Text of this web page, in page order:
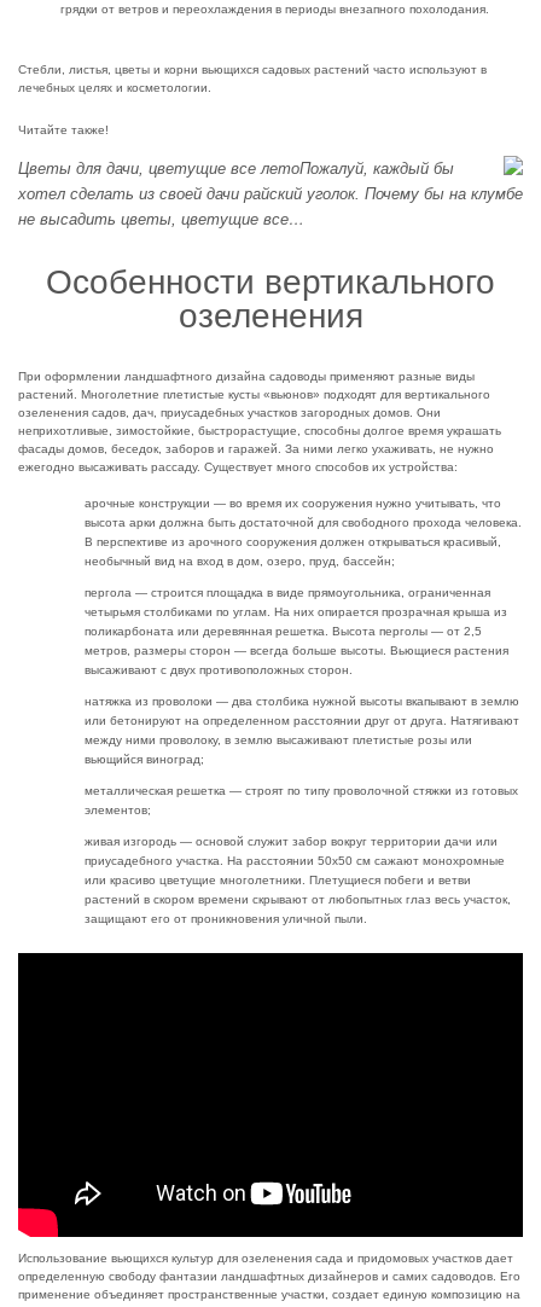
грядки от ветров и переохлаждения в периоды внезапного похолодания.
Стебли, листья, цветы и корни вьющихся садовых растений часто используют в
лечебных целях и косметологии.
Читайте также!
Цветы для дачи, цветущие все летоПожалуй, каждый бы
хотел сделать из своей дачи райский уголок. Почему бы на клумбе
не высадить цветы, цветущие все…
Особенности вертикального
озеленения
При оформлении ландшафтного дизайна садоводы применяют разные виды
растений. Многолетние плетистые кусты «вьюнов» подходят для вертикального
озеленения садов, дач, приусадебных участков загородных домов. Они
неприхотливые, зимостойкие, быстрорастущие, способны долгое время украшать
фасады домов, беседок, заборов и гаражей. За ними легко ухаживать, не нужно
ежегодно высаживать рассаду. Существует много способов их устройства:
арочные конструкции — во время их сооружения нужно учитывать, что
высота арки должна быть достаточной для свободного прохода человека.
В перспективе из арочного сооружения должен открываться красивый,
необычный вид на вход в дом, озеро, пруд, бассейн;
пергола — строится площадка в виде прямоугольника, ограниченная
четырьмя столбиками по углам. На них опирается прозрачная крыша из
поликарбоната или деревянная решетка. Высота перголы — от 2,5
метров, размеры сторон — всегда больше высоты. Вьющиеся растения
высаживают с двух противоположных сторон.
натяжка из проволоки — два столбика нужной высоты вкапывают в землю
или бетонируют на определенном расстоянии друг от друга. Натягивают
между ними проволоку, в землю высаживают плетистые розы или
вьющийся виноград;
металлическая решетка — строят по типу проволочной стяжки из готовых
элементов;
живая изгородь — основой служит забор вокруг территории дачи или
приусадебного участка. На расстоянии 50х50 см сажают монохромные
или красиво цветущие многолетники. Плетущиеся побеги и ветви
растений в скором времени скрывают от любопытных глаз весь участок,
защищают его от проникновения уличной пыли.
Использование вьющихся культур для озеленения сада и придомовых участков дает
определенную свободу фантазии ландшафтных дизайнеров и самих садоводов. Его
применение объединяет пространственные участки, создает единую композицию на